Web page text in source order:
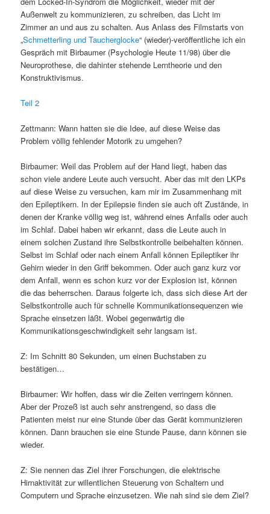
Außenwelt zu kommunizieren, zu schreiben, das Licht im
Zimmer an und aus zu schalten. Aus Anlass des Filmstarts von
„Schmetterling und Taucherglocke“ (wieder)-veröffentliche ich ein
Gespräch mit Birbaumer (Psychologie Heute 11/98) über die
Neuroprothese, die dahinter stehende Lerntheorie und den
Konstruktivismus.
Teil 2
Zettmann: Wann hatten sie die Idee, auf diese Weise das
Problem völlig fehlender Motorik zu umgehen?
Birbaumer: Weil das Problem auf der Hand liegt, haben das
schon viele andere Leute auch versucht. Aber das mit den LKPs
auf diese Weise zu versuchen, kam mir im Zusammenhang mit
den Epileptikern. In der Epilepsie finden sie auch oft Zustände, in
denen der Kranke völlig weg ist, während eines Anfalls oder auch
im Schlaf. Dabei haben wir erkannt, dass die Leute auch in
einem solchen Zustand ihre Selbstkontrolle beibehalten können.
Selbst im Schlaf oder nach einem Anfall können Epileptiker ihr
Gehirn wieder in den Griff bekommen. Oder auch ganz kurz vor
dem Anfall, wenn es schon kurz vor der Explosion ist, können
die das beherrschen. Daraus folgerte ich, dass sich diese Art der
Selbstkontrolle auch für schnelle Kommunikationsequenzen wie
Sprache einsetzen läßt. Wobei gegenwärtig die
Kommunikationsgeschwindigkeit sehr langsam ist.
Z: Im Schnitt 80 Sekunden, um einen Buchstaben zu
bestätigen…
Birbaumer: Wir hoffen, dass wir die Zeiten verringern können.
Aber der Prozeß ist auch sehr anstrengend, so dass die
Patienten meist nur eine Stunde über das Gerät kommunizieren
können. Dann brauchen sie eine Stunde Pause, dann können sie
wieder.
Z: Sie nennen das Ziel ihrer Forschungen, die elektrische
Hirnaktivität zur willentlichen Steuerung von Schaltern und
Computern und Sprache einzusetzen. Wie nah sind sie dem Ziel?